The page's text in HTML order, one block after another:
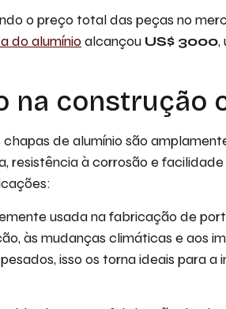
o preço total das peças no
do alumínioalcançou US$ 3000,
na construção
de alumínio são
resistência à corrosão e
usada na fabricação de
às mudanças climáticas e aos
isso os torna ideais para a